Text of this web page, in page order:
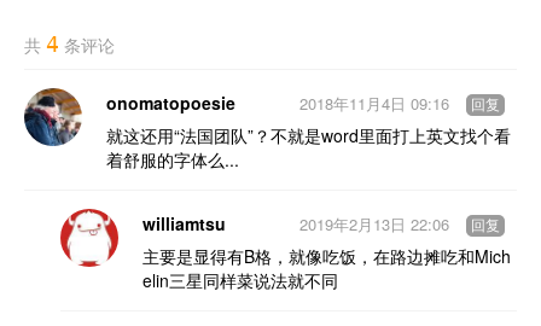
共 4 条评论
onomatopoesie
就这还用“法国团队”？不就是word里面打上英文找个看
着舒服的字体么...
2018年11月4日 09:16 回复
williamtsu
主要是显得有B格，就像吃饭，在路边摊吃和Mich
elin三星同样菜说法就不同
2019年2月13日 22:06 回复